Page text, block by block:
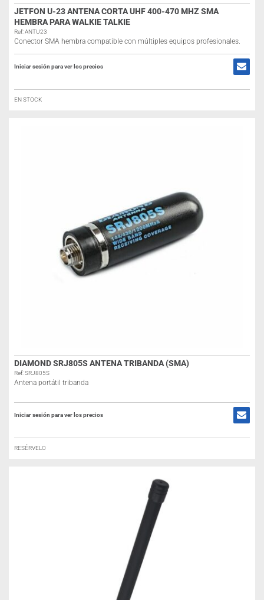
JETFON U-23 ANTENA CORTA UHF 400-470 MHZ SMA
HEMBRA PARA WALKIE TALKIE
Ref: ANTU23
Conector SMA hembra compatible con múltiples equipos profesionales.
Iniciar sesión para ver los precios
EN STOCK
DIAMOND SRJ805S ANTENA TRIBANDA (SMA)
Ref: SRJ805S
Antena portátil tribanda
Iniciar sesión para ver los precios
RESÉRVELO